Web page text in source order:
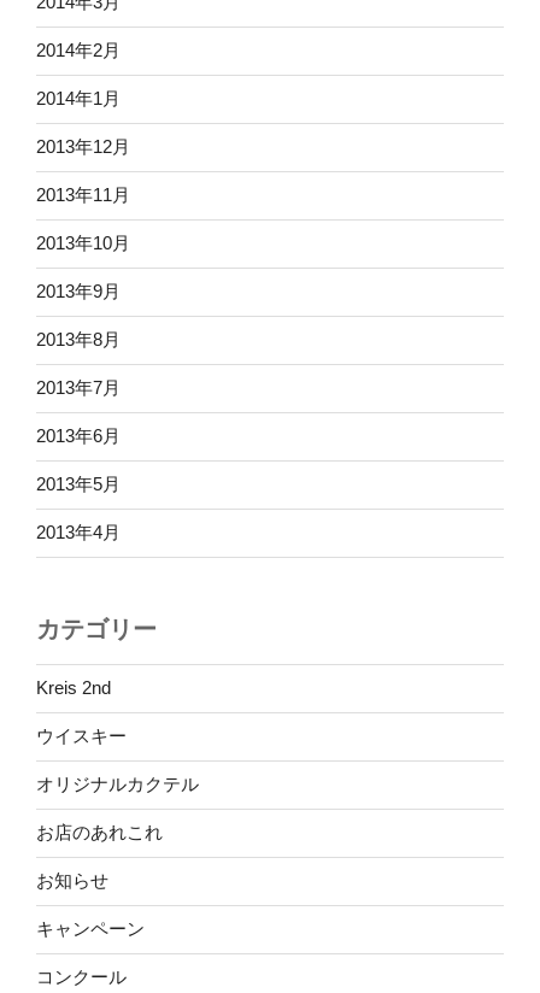
2014年2月
2014年1月
2013年12月
2013年11月
2013年10月
2013年9月
2013年8月
2013年7月
2013年6月
2013年5月
2013年4月
カテゴリー
Kreis 2nd
ウイスキー
オリジナルカクテル
お店のあれこれ
お知らせ
キャンペーン
コンクール